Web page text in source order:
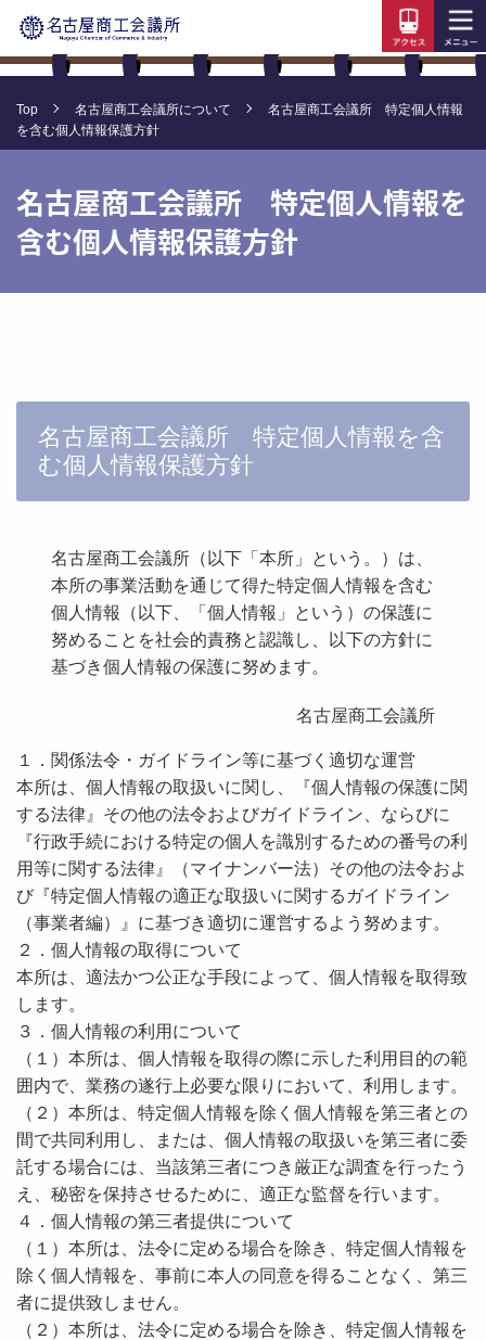
Top 名古屋商工会議所について
名古屋商工会議所 特定個人情報
を含む個人情報保護方針
名古屋商工会議所 特定個人情報を
含む個人情報保護方針
名古屋商工会議所 特定個人情報を含
む個人情報保護方針
名古屋商工会議所（以下「本所」という。）は、
本所の事業活動を通じて得た特定個人情報を含む
個人情報（以下、「個人情報」という）の保護に
努めることを社会的責務と認識し、以下の方針に
基づき個人情報の保護に努めます。
名古屋商工会議所
１．関係法令・ガイドライン等に基づく適切な運営
本所は、個人情報の取扱いに関し、『個人情報の保護に関
する法律』その他の法令およびガイドライン、ならびに
『行政手続における特定の個人を識別するための番号の利
用等に関する法律』（マイナンバー法）その他の法令およ
び『特定個人情報の適正な取扱いに関するガイドライン
（事業者編）』に基づき適切に運営するよう努めます。
２．個人情報の取得について
本所は、適法かつ公正な手段によって、個人情報を取得致
します。
３．個人情報の利用について
（１）本所は、個人情報を取得の際に示した利用目的の範
囲内で、業務の遂行上必要な限りにおいて、利用します。
（２）本所は、特定個人情報を除く個人情報を第三者との
間で共同利用し、または、個人情報の取扱いを第三者に委
託する場合には、当該第三者につき厳正な調査を行ったう
え、秘密を保持させるために、適正な監督を行います。
４．個人情報の第三者提供について
（１）本所は、法令に定める場合を除き、特定個人情報を
除く個人情報を、事前に本人の同意を得ることなく、第三
者に提供致しません。
（２）本所は、法令に定める場合を除き、特定個人情報を